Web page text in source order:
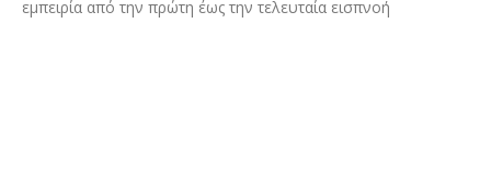
εμπειρία από την πρώτη έως την τελευταία εισπνοή